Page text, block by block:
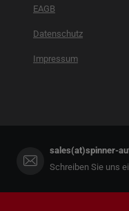
EAGB
Datenschutz
Impressum
sales(at)spinner-
Schreiben Sie uns